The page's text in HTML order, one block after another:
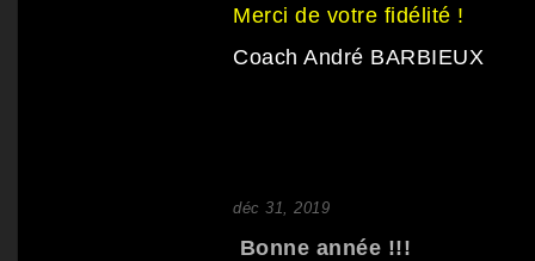
Merci de votre fidélité !
Coach André BARBIEUX
déc 31, 2019
Bonne année !!!